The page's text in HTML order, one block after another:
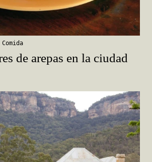
Comida
de arepas en la ciudad